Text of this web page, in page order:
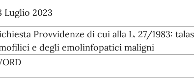
Luglio 2023
Provvidenze di cui alla L. 27/1983:
e degli emolinfopatici maligni